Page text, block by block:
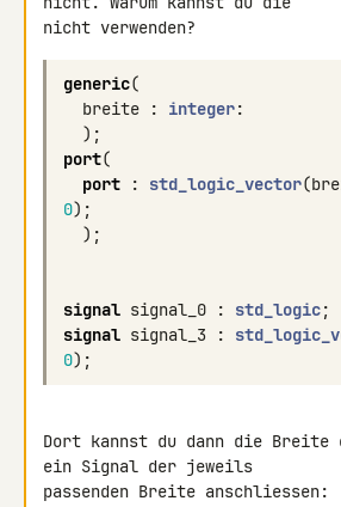
generic(
breite
: integer:
);
port(
port
: std_logic_vector(
0);
);
signal signal_0 : std_logic;
signal signal_3 :
0);
Dort kannst du dann die Breite
ein Signal der jeweils